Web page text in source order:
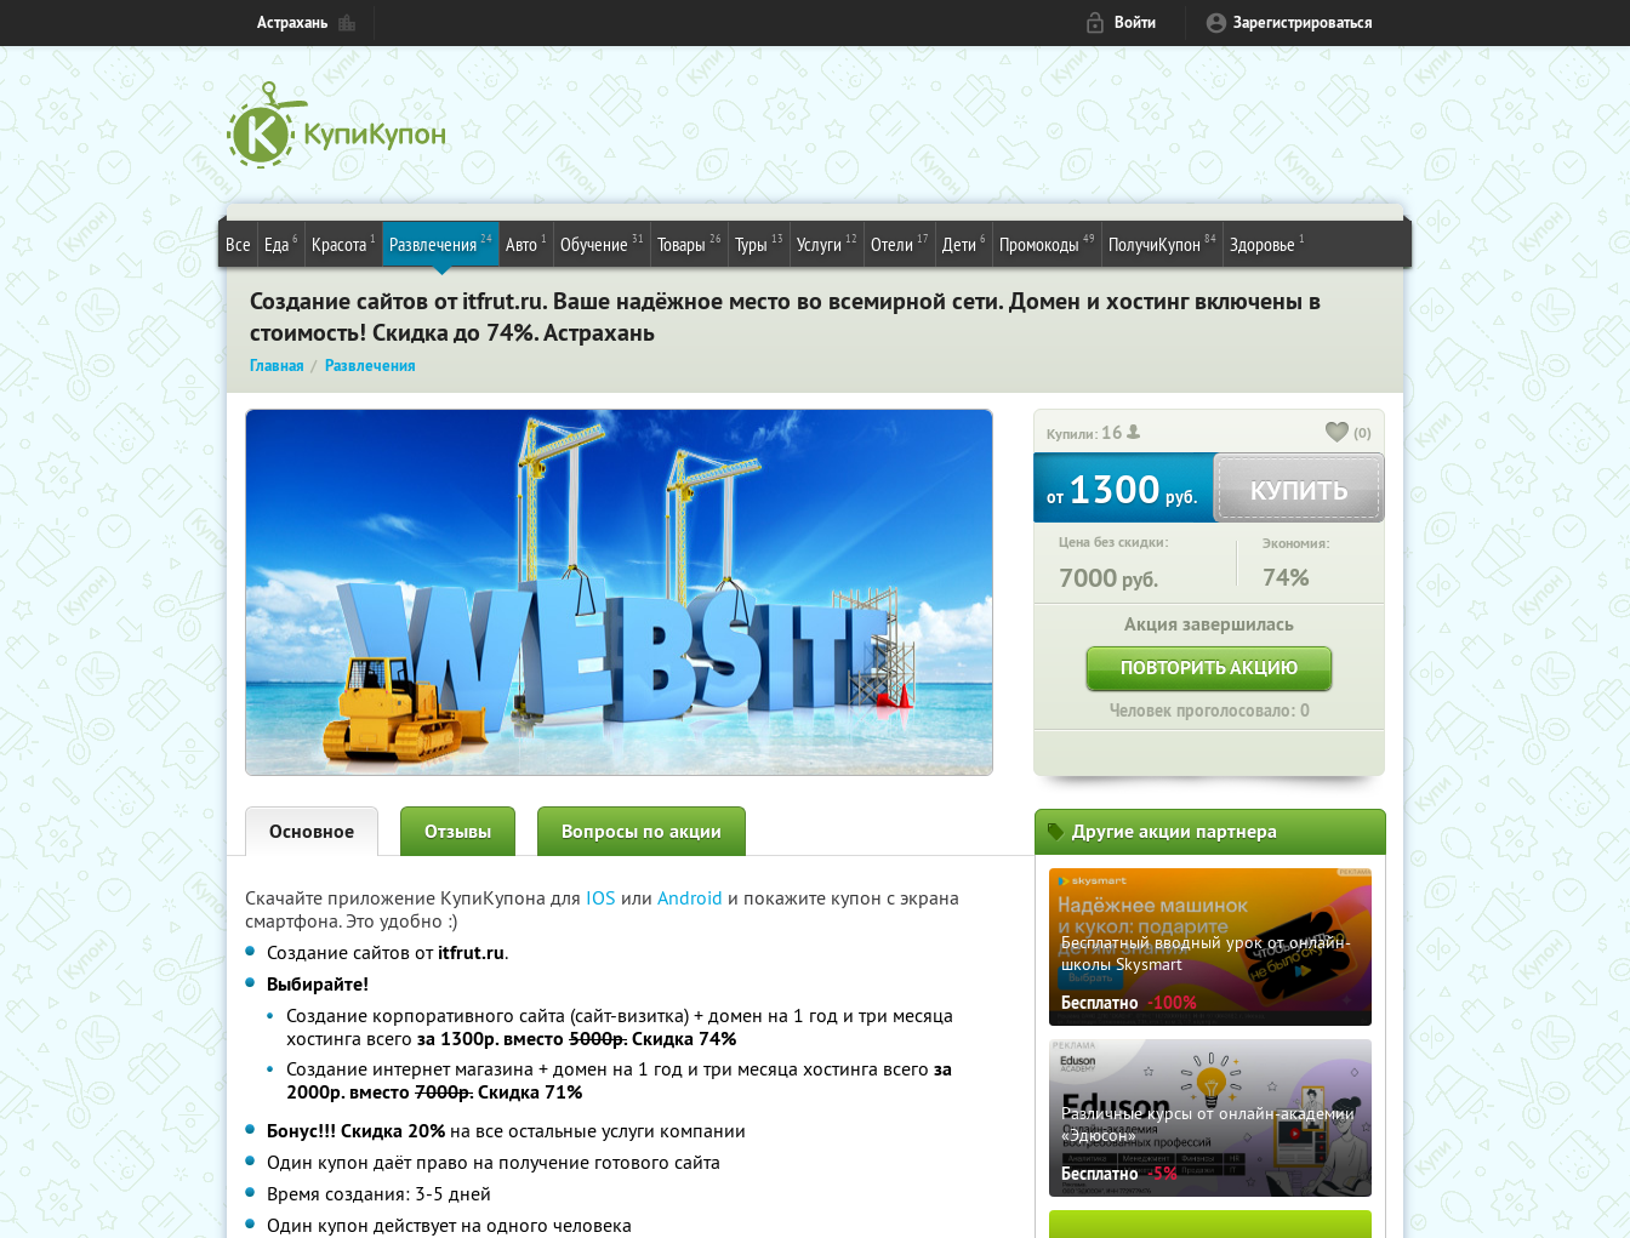
Астрахань Войти Зарегистрироваться
Все Еда 6 Красота 1 Развлечения 24 Авто 1 Обучение 31 Товары 26 Туры 13 Услуги 12 Отели 17 Дети 6 Промокоды 49 ПолучиКупон 84 Здоровье 1
Создание сайтов от itfrut.ru. Ваше надёжное место во всемирной сети. Домен и хостинг включены в
стоимость! Скидка до 74%. Астрахань
Главная Развлечения
Купили: 16 (0)
от 1300 руб. КУПИТЬ
Цена без скидки:
7000 руб.
Экономия:
74%
Акция завершилась
ПОВТОРИТЬ АКЦИЮ
Человек проголосовало: 0
Основное Отзывы Вопросы по акции
Скачайте приложение КупиКупона для IOS или Android и покажите купон с экрана
смартфона. Это удобно :)
Создание сайтов от itfrut.ru.
Выбирайте!
Создание корпоративного сайта (сайт-визитка) + домен на 1 год и три месяца
хостинга всего за 1300р. вместо 5000р.Скидка 74%
Создание интернет магазина + домен на 1 год и три месяца хостинга всего за
2000р. вместо 7000р.Скидка 71%
Бонус!!! Скидка 20% на все остальные услуги компании
Один купон даёт право на получение готового сайта
Время создания: 3-5 дней
Один купон действует на одного человека
Другие акции партнера
Бесплатный вводный урок от онлайн-
школы Skysmart
Бесплатно -100%
Различные курсы от онлайн-академии
«Эдюсон»
Бесплатно -5%